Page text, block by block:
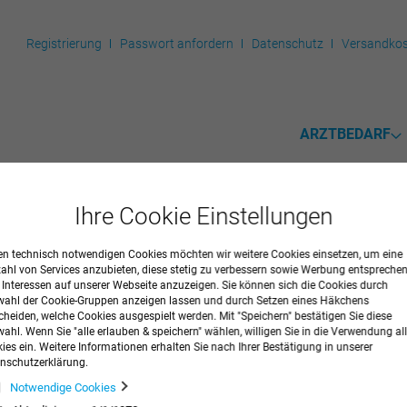
Registrierung Passwort anfordern Datenschutz
ARZTBEDARF
Medikamentenbecher
aus PP, grifffest und stapelbar. Inhalt 25 ml.
Ihre Cookie Einstellungen
technisch notwendigen Cookies möchten wir weitere Cookies einsetzen, um eine
von Services anzubieten, diese stetig zu verbessern sowie Werbung
Interessen auf unserer Webseite anzuzeigen. Sie können sich die Cookies durch
der Cookie-Gruppen anzeigen lassen und durch Setzen eines Häkchens
welche Cookies ausgespielt werden. Mit "Speichern" bestätigen Sie diese
Wenn Sie "alle erlauben & speichern" wählen, willigen Sie in die Verwendung
ein. Weitere Informationen erhalten Sie nach Ihrer Bestätigung in unserer
Notwendige Cookies